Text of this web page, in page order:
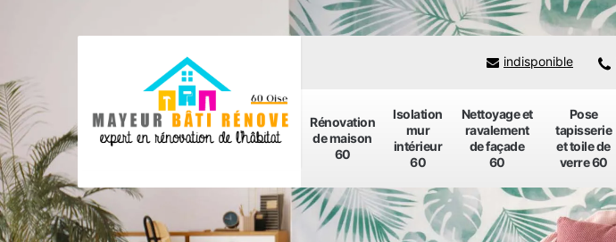
Rénovation
de maison
60
Isolation
mur
intérieur
60
Nettoyage et
ravalement
de façade
60
Pose
tapisserie
et toile de
verre 60
indisponible